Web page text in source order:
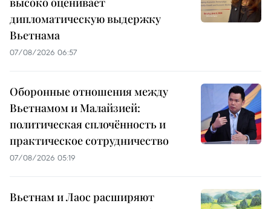
дипломатическую выдержку
Вьетнама
07/08/2026 06:57
Оборонные отношения между
Вьетнамом и Малайзией:
политическая сплочённость и
практическое сотрудничество
07/08/2026 05:19
Вьетнам и Лаос расширяют